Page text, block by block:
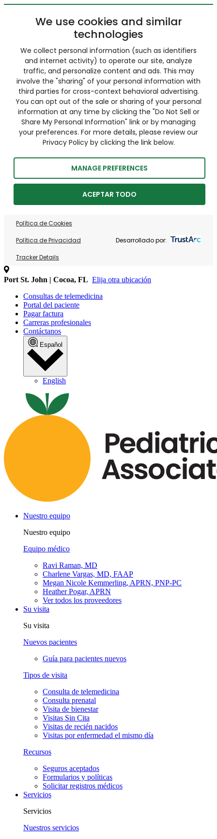
We use cookies and similar
technologies
We collect personal information (such as identifiers
and internet activity) to operate our site, analyze
traffic, and personalize content and ads. This may
involve the "sharing" of your personal information with
third parties for cross-context behavioral advertising.
You can opt out of the sale or sharing of your personal
information at any time by clicking the "Do Not Sell or
Share My Personal Information" link or by managing
your preferences. For more details, please review our
Privacy Policy by clicking the link below.
MANAGE PREFERENCES
ACEPTAR TODO
Política de Cookies
Política de Privacidad
Tracker Details
Desarrollado por:
Port St. John | Cocoa, FL Elija otra ubicación
Consultas de telemedicina
Portal del paciente
Pagar factura
Carreras profesionales
Contáctanos
Español
English
Nuestro equipo
Nuestro equipo
Equipo médico
Ravi Raman, MD
Charlene Vargas, MD, FAAP
Megan Nicole Kemmerling, APRN, PNP-PC
Heather Pogar, APRN
Ver todos los proveedores
Su visita
Su visita
Nuevos pacientes
Guía para pacientes nuevos
Tipos de visita
Consulta de telemedicina
Consulta prenatal
Visita de bienestar
Visitas Sin Cita
Visitas de recién nacidos
Visitas por enfermedad el mismo día
Recursos
Seguros aceptados
Formularios y políticas
Solicitar registros médicos
Servicios
Servicios
Nuestros servicios